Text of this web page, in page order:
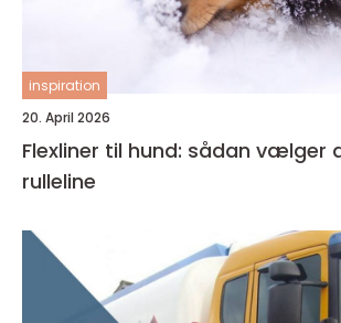
inspiration
20. April 2026
Flexliner til hund: sådan vælger
rulleline